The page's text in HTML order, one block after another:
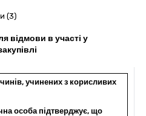
(3)
відмови в участі у
учинених з корисливих
особа підтверджує, що